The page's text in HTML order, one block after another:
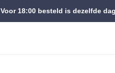
Voor 18:00 besteld is dezelfde